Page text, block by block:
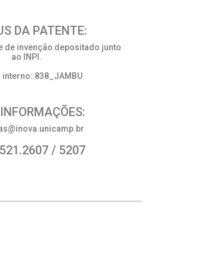
DA PATENTE:
de invenção depositado junto
ao INPI.
838_JAMBU
/ 5207